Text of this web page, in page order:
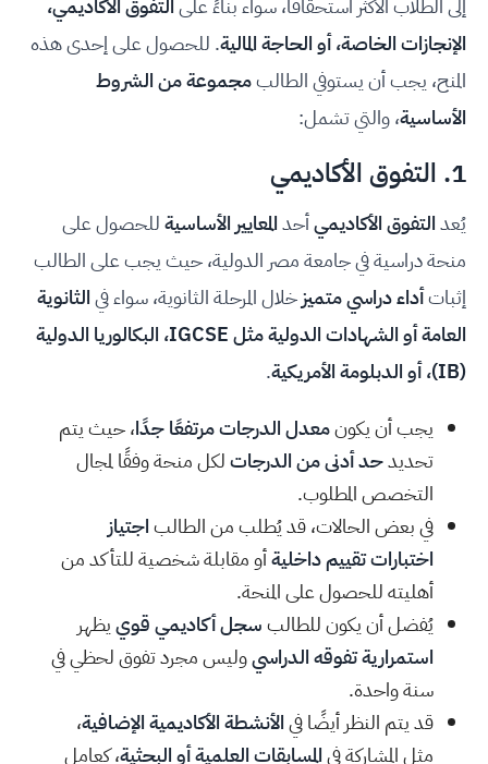
إلى الطلاب الأكثر استحقاقًا، سواء بناءً علىالتفوق الأكاديمي،
الإنجازات الخاصة، أو الحاجة المالية. للحصول على إحدى هذه
المنح، يجب أن يستوفي الطالبمجموعة من الشروط
الأساسية، والتي تشمل:
1. التفوق الأكاديمي
يُعدالتفوق الأكاديميأحدالمعايير الأساسيةللحصول على
منحة دراسية في جامعة مصر الدولية، حيث يجب على الطالب
إثباتأداء دراسي متميزخلال المرحلة الثانوية، سواء فيالثانوية
العامة أو الشهادات الدولية مثل IGCSE، البكالوريا الدولية
(IB)، أو الدبلومة الأمريكية
.
يجب أن يكونمعدل الدرجات مرتفعًا جدًا، حيث يتم
تحديدحد أدنى من الدرجاتلكل منحة وفقًا لمجال
التخصص المطلوب.
في بعض الحالات، قد يُطلب من الطالباجتياز
اختبارات تقييم داخليةأو مقابلة شخصية للتأكد من
أهليته للحصول على المنحة.
يُفضل أن يكون للطالبسجل أكاديمي قوييظهر
استمرارية تفوقه الدراسيوليس مجرد تفوق لحظي في
سنة واحدة.
قد يتم النظر أيضًا فيالأنشطة الأكاديمية الإضافية،
مثل المشاركة فيالمسابقات العلمية أو البحثية، كعامل